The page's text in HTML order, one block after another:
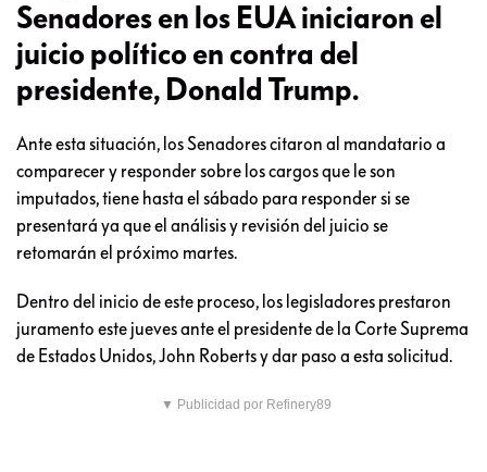
Senadores en los EUA iniciaron el
juicio político en contra del
presidente, Donald Trump.
Ante esta situación, los Senadores citaron al mandatario a
comparecer y responder sobre los cargos que le son
imputados, tiene hasta el sábado para responder si se
presentará ya que el análisis y revisión del juicio se
retomarán el próximo martes.
Dentro del inicio de este proceso, los legisladores prestaron
juramento este jueves ante el presidente de la Corte Suprema
de Estados Unidos, John Roberts y dar paso a esta solicitud.
▼ Publicidad por Refinery89